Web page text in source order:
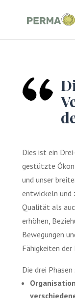
Dies ist ein
gestützte
und unser
entwickeln und
Qualität als
erhöhen,
Bewegungen
Fähigkeiten
Die drei Phasen